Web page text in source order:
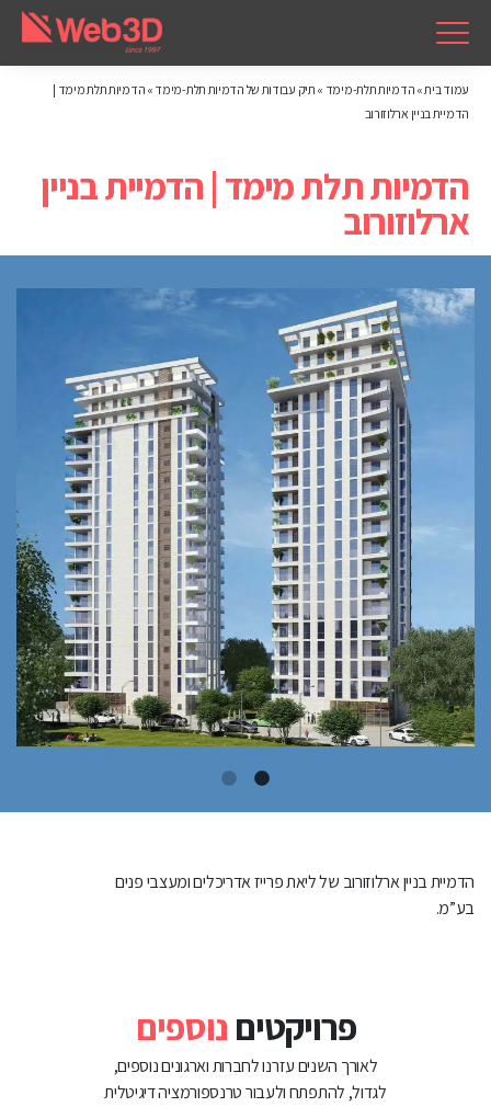
עמוד בית» הדמיות תלת-מימד » תיק עבודות של הדמיות תלת-מימד » הדמיות תלת מימד |
הדמיית בניין ארלוזורוב
הדמיות תלת מימד | הדמיית בניין
ארלוזורוב
הדמיית בניין ארלוזורוב של ליאת פרייז אדריכלים ומעצבי פנים
בע”מ.
פרויקטים נוספים
לאורך השנים עזרנו לחברות וארגונים נוספים,
לגדול, להתפתח ולעבור טרנספורמציה דיגיטלית